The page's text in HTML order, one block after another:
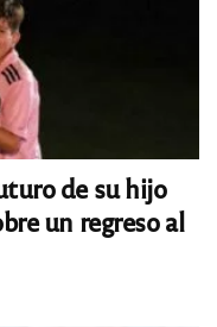
de su hijo
un regreso al